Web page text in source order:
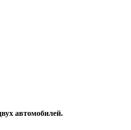
автомобилей.